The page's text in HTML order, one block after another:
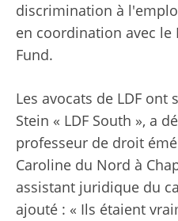
discrimination à
en coordination avec le
Fund.
Les avocats de LDF
Stein « LDF South », a
professeur de droit
Caroline du Nord à
assistant juridique du
ajouté : « Ils étaient